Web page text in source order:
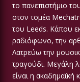
το πανεπιστήμιο
στον τομέα
του Leeds. Κάπου
ραδιόφωνο, την
Λατρεύω την
τραγούδι. Μεγάλη
είναι η ακαδημαϊκή